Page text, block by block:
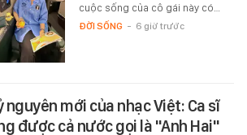
cuộc sống của cô gái này có…
ĐỜI SỐNG - 6 giờ trước
nguyên mới của nhạc Việt: Ca sĩ
được cả nước gọi là "Anh Hai"